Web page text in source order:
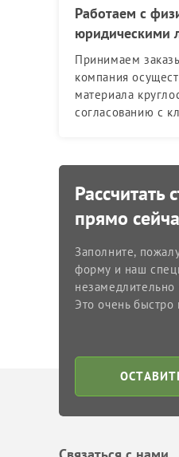
Работаем с
юридическими
Принимаем
компания
материала
согласованию с
Рассчитать
прямо
Заполните,
форму и наш
Это очень быстро